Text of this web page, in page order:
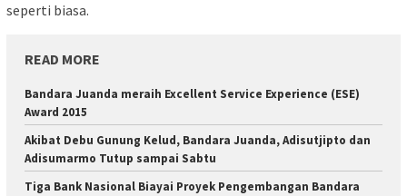
seperti biasa.
READ MORE
Bandara Juanda meraih Excellent Service Experience (ESE)
Award 2015
Akibat Debu Gunung Kelud, Bandara Juanda, Adisutjipto dan
Adisumarmo Tutup sampai Sabtu
Tiga Bank Nasional Biayai Proyek Pengembangan Bandara